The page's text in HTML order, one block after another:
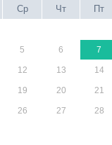
Ср Чт Пт
5 6 7
12 13 14
19 20 21
26 27 28